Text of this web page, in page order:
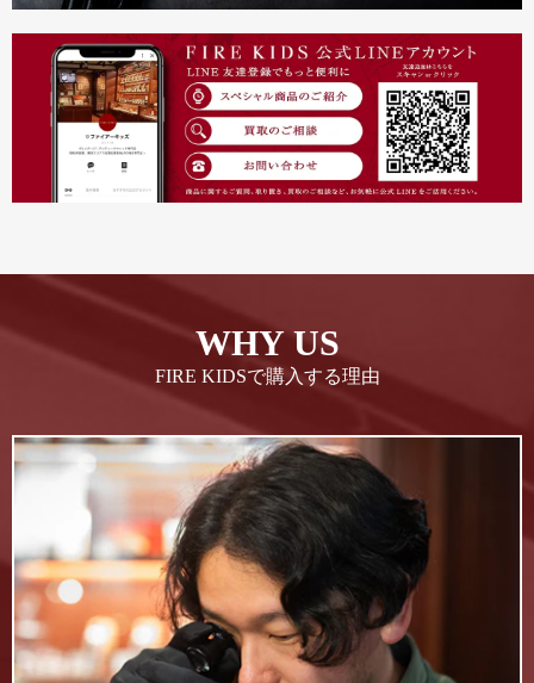
WHY US
FIRE KIDSで購入する理由